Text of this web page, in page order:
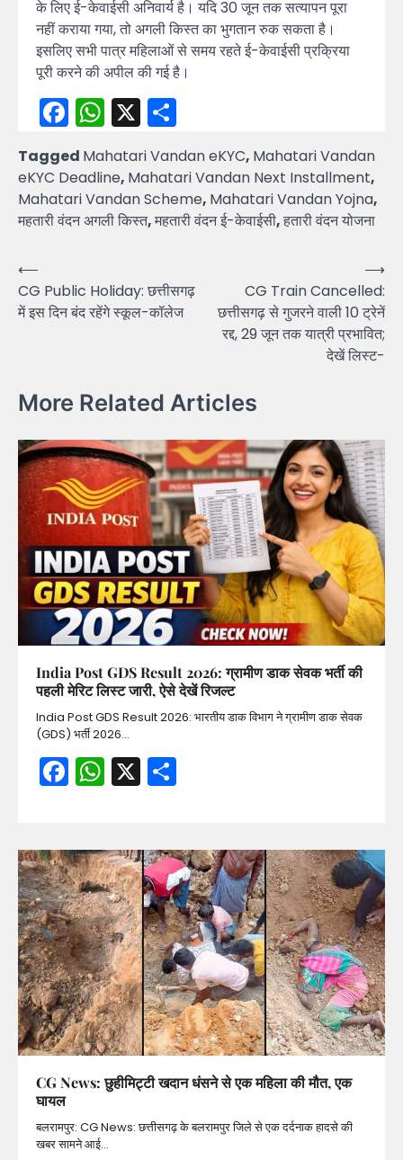
के लिए ई-केवाईसी अनिवार्य है। यदि 30 जून तक सत्यापन पूरा
नहीं कराया गया, तो अगली किस्त का भुगतान रुक सकता है।
इसलिए सभी पात्र महिलाओं से समय रहते ई-केवाईसी प्रक्रिया
पूरी करने की अपील की गई है।
Facebook
WhatsApp
X
Tagged Mahatari Vandan eKYC, Mahatari Vandan
eKYC Deadline, Mahatari Vandan Next Installment,
Mahatari Vandan Scheme, Mahatari Vandan Yojna,
महतारी वंदन अगली किस्त,महतारी वंदन ई-केवाईसी,हतारी वंदन योजना
Post
navigation
⟵
CG Public Holiday: छत्तीसगढ़
में इस दिन बंद रहेंगे स्कूल-कॉलेज
CG Train Cancelled:
छत्तीसगढ़ से गुजरने वाली 10 ट्रेनें
रद्द, 29 जून तक यात्री प्रभावित;
देखें लिस्ट-
⟶
More Related Articles
India Post GDS Result 2026: ग्रामीण डाक सेवक भर्ती की
पहली मेरिट लिस्ट जारी, ऐसे देखें रिजल्ट
India Post GDS Result 2026: भारतीय डाक विभाग ने ग्रामीण डाक सेवक
(GDS) भर्ती 2026…
Facebook
WhatsApp
X
CG News: छुहीमिट्टी खदान धंसने से एक महिला की मौत, एक
घायल
बलरामपुर: CG News: छत्तीसगढ़ के बलरामपुर जिले से एक दर्दनाक हादसे की
खबर सामने आई…